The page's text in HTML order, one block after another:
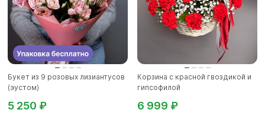
Букет из 9 розовых лизиантусов
(эустом)
5 250 ₽
Корзина с красной гвоздикой и
гипсофилой
6 999 ₽